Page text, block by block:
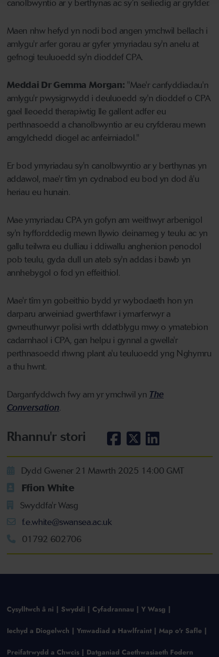
canolbwyntio ar y berthynas ac sy’n seiliedig ar gryfder.
Maen nhw hefyd yn nodi bod angen ymchwil bellach i
amlygu'r arfer gorau ar gyfer ymyriadau sy'n anelu at
gefnogi teuluoedd sy'n dioddef CPA.
Meddai Dr Gemma Morgan: "Mae'r canfyddiadau'n
amlygu'r pwysigrwydd i deuluoedd sy'n dioddef o CPA
gael lleoedd therapiwtig lle gallent adfer eu
perthnasoedd a chanolbwyntio ar eu cryfderau mewn
amgylchedd diogel ac anfeirniadol."
Er bod ymyriadau sy'n canolbwyntio ar y berthynas yn
addawol, mae'r tîm yn cydnabod eu bod yn dod â'u
heriau eu hunain.
Mae ymyriadau CPA yn gofyn am weithwyr arbenigol
sy'n hyfforddedig mewn llywio deinameg y teulu ac yn
gallu teilwra eu dulliau i ddiwallu anghenion penodol
pob teulu, gyda dull un ateb sy'n addas i bawb yn
annhebygol o fod yn effeithiol.
Mae'r tîm yn gobeithio bydd yr wybodaeth hon yn
darparu arweiniad gwerthfawr i ymarferwyr a
gwneuthurwyr polisi wrth ddatblygu mwy o ymatebion
cadarnhaol i CPA, gan helpu i gynnal a gwella'r
perthnasoedd rhwng plant a'u teuluoedd yng Nghymru
a thu hwnt.
Darganfyddwch fwy am yr ymchwil yn The
Conversation.
Rhannu'r stori
Dydd Gwener 21 Mawrth 2025 14:00 GMT
Ffion White
Swyddfa'r Wasg
f.e.white@swansea.ac.uk
01792 602706
Cysylltwch â ni Swyddi Cyfadrannau Y Wasg
Iechyd a Diogelwch Ymwadiad a Hawlfraint Map o'r Safle
Preifatrwydd a Chwcis Datganiad Caethwasiaeth Fodern